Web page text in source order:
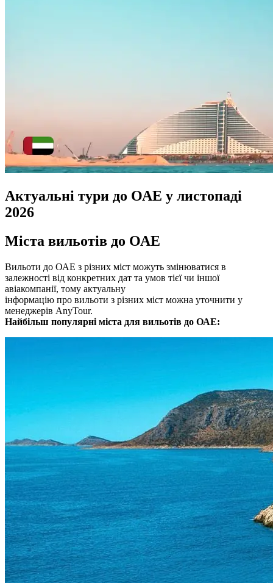
Актуальні тури до ОАЕ у листопаді
2026
Міста вильотів до ОАЕ
Вильоти до ОАЕ з різних міст можуть змінюватися в
залежності від конкретних дат та умов тієї чи іншої
авіакомпанії, тому актуальну
інформацію про вильоти з різних міст можна уточнити у
менеджерів AnyTour.
Найбільш популярні міста для вильотів до ОАЕ: